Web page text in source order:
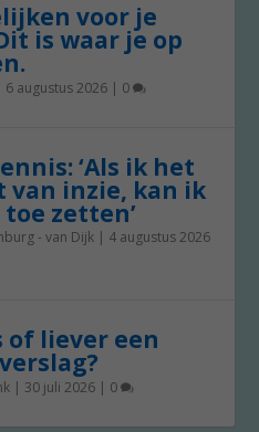
voor je
is waar je op
6 augustus 2026 | 0
‘Als ik het
van inzie, kan ik
zetten’
- van Dijk | 4 augustus 2026
of liever een
| 30 juli 2026 | 0